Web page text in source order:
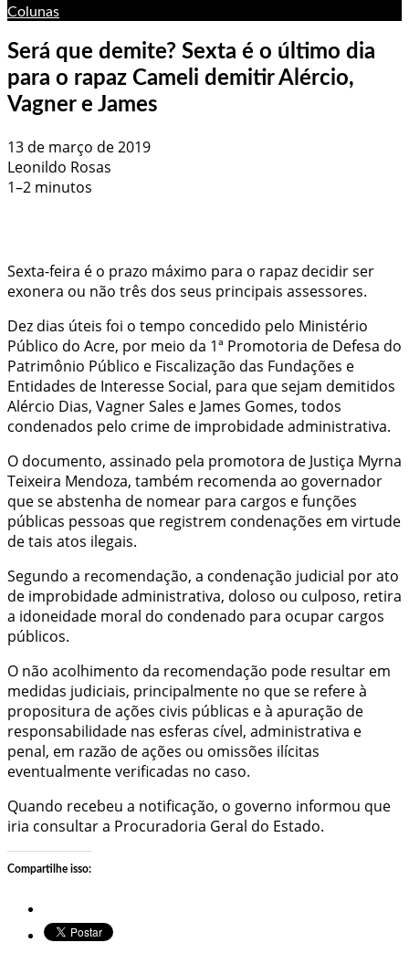
Colunas
Será que demite? Sexta é o último dia
para o rapaz Cameli demitir Alércio,
Vagner e James
13 de março de 2019
Leonildo Rosas
1–2 minutos
Sexta-feira é o prazo máximo para o rapaz decidir ser
exonera ou não três dos seus principais assessores.
Dez dias úteis foi o tempo concedido pelo Ministério
Público do Acre, por meio da 1ª Promotoria de Defesa do
Patrimônio Público e Fiscalização das Fundações e
Entidades de Interesse Social, para que sejam demitidos
Alércio Dias, Vagner Sales e James Gomes, todos
condenados pelo crime de improbidade administrativa.
O documento, assinado pela promotora de Justiça Myrna
Teixeira Mendoza, também recomenda ao governador
que se abstenha de nomear para cargos e funções
públicas pessoas que registrem condenações em virtude
de tais atos ilegais.
Segundo a recomendação, a condenação judicial por ato
de improbidade administrativa, doloso ou culposo, retira
a idoneidade moral do condenado para ocupar cargos
públicos.
O não acolhimento da recomendação pode resultar em
medidas judiciais, principalmente no que se refere à
propositura de ações civis públicas e à apuração de
responsabilidade nas esferas cível, administrativa e
penal, em razão de ações ou omissões ilícitas
eventualmente verificadas no caso.
Quando recebeu a notificação, o governo informou que
iria consultar a Procuradoria Geral do Estado.
Compartilhe isso: